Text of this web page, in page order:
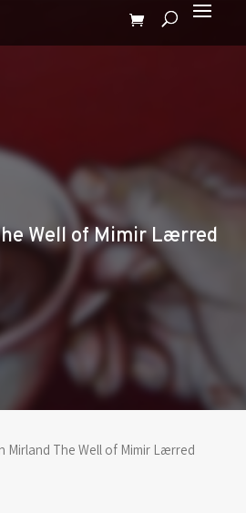
Well of Mimir Lærred
Mirland The Well of Mimir Lærred